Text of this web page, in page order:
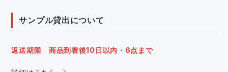
サンプル貸出について
返送期限 商品到着後10日以内・6点まで